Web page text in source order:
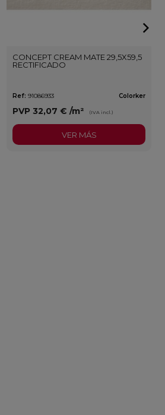
CONCEPT CREAM MATE 29,5X59,5
RECTIFICADO
Ref: 91086933 Colorker
PVP 32,07 €/m² (IVA incl.)
VER MÁS